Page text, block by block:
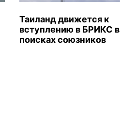
Таиланд движется к
вступлению в БРИКС в
поисках союзников